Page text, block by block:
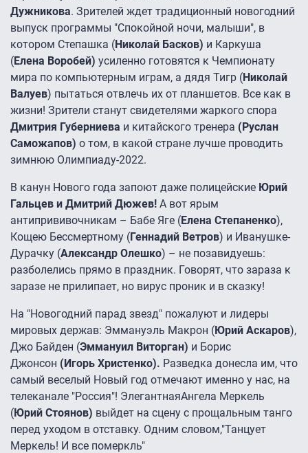
Дужникова. Зрителей ждет традиционный новогодний
выпуск программы "Спокойной ночи, малыши", в
котором Степашка (Николай Басков) и Каркуша
(Елена Воробей) усиленно готовятся к Чемпионату
мира по компьютерным играм, а дядя Тигр (Николай
Валуев) пытаться отвлечь их от планшетов. Все как в
жизни! Зрители станут свидетелями жаркого спора
Дмитрия Губерниева и китайского тренера (Руслан
Саможапов) о том, в какой стране лучше проводить
зимнюю Олимпиаду-2022.
В канун Нового года запоют даже полицейские Юрий
Гальцев и Дмитрий Дюжев! А вот ярым
антипрививочникам – Бабе Яге (Елена Степаненко),
Кощею Бессмертному (Геннадий Ветров) и Иванушке-
Дурачку (Александр Олешко) – не позавидуешь:
разболелись прямо в праздник. Говорят, что зараза к
заразе не прилипает, но вирус проник и в сказку!
На "Новогодний парад звезд" пожалуют и лидеры
мировых держав: Эммануэль Макрон (Юрий Аскаров),
Джо Байден (Эммануил Виторган) и Борис
Джонсон (Игорь Христенко). Разведка донесла им, что
самый веселый Новый год отмечают именно у нас, на
телеканале "Россия"! ЭлегантнаяАнгела Меркель
(Юрий Стоянов) выйдет на сцену с прощальным танго
перед уходом в отставку. Одним словом,"Танцует
Меркель! И все померкль"